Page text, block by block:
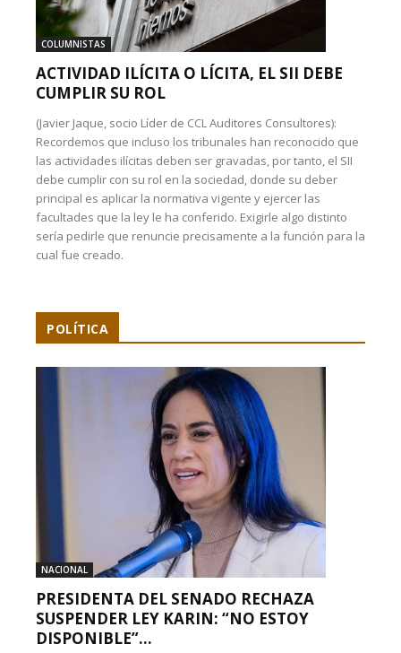
COLUMNISTAS
ACTIVIDAD ILÍCITA O LÍCITA, EL SII DEBE
CUMPLIR SU ROL
(Javier Jaque, socio Líder de CCL Auditores Consultores):
Recordemos que incluso los tribunales han reconocido que
las actividades ilícitas deben ser gravadas, por tanto, el SII
debe cumplir con su rol en la sociedad, donde su deber
principal es aplicar la normativa vigente y ejercer las
facultades que la ley le ha conferido. Exigirle algo distinto
sería pedirle que renuncie precisamente a la función para la
cual fue creado.
POLÍTICA
NACIONAL
PRESIDENTA DEL SENADO RECHAZA
SUSPENDER LEY KARIN: “NO ESTOY
DISPONIBLE”...